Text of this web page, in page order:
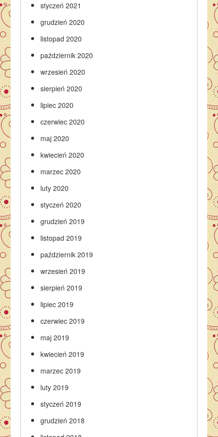
styczeń 2021
grudzień 2020
listopad 2020
październik 2020
wrzesień 2020
sierpień 2020
lipiec 2020
czerwiec 2020
maj 2020
kwiecień 2020
marzec 2020
luty 2020
styczeń 2020
grudzień 2019
listopad 2019
październik 2019
wrzesień 2019
sierpień 2019
lipiec 2019
czerwiec 2019
maj 2019
kwiecień 2019
marzec 2019
luty 2019
styczeń 2019
grudzień 2018